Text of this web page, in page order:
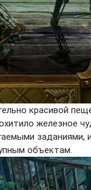
красивой
железное
заданиями,
объектам.